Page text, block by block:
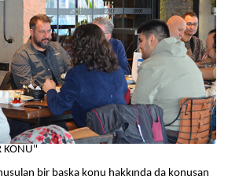
KONU"
bir başka konu hakkında da konuşan